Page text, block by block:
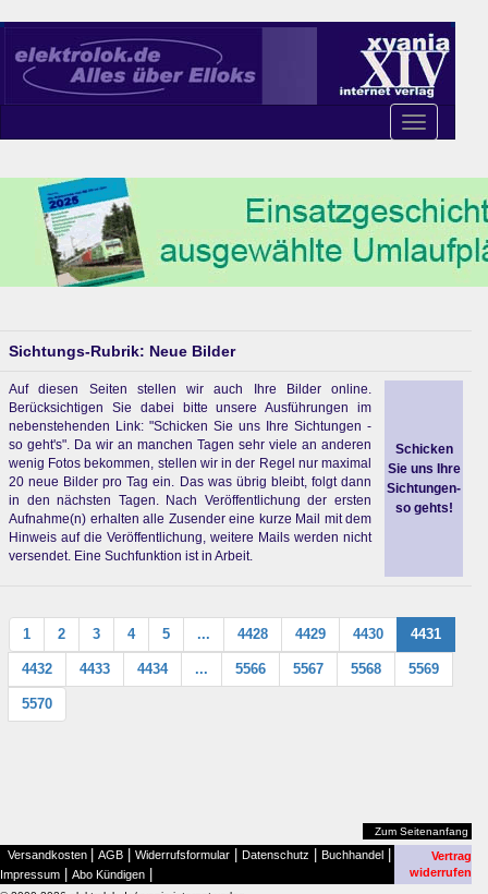
Toggle
navigation
Sichtungs-Rubrik: Neue Bilder
Auf diesen Seiten stellen wir auch Ihre Bilder online.
Berücksichtigen Sie dabei bitte unsere Ausführungen im
nebenstehenden Link: "Schicken Sie uns Ihre Sichtungen -
so geht's". Da wir an manchen Tagen sehr viele an anderen
wenig Fotos bekommen, stellen wir in der Regel nur maximal
20 neue Bilder pro Tag ein. Das was übrig bleibt, folgt dann
in den nächsten Tagen. Nach Veröffentlichung der ersten
Aufnahme(n) erhalten alle Zusender eine kurze Mail mit dem
Hinweis auf die Veröffentlichung, weitere Mails werden nicht
versendet. Eine Suchfunktion ist in Arbeit.
Schicken
Sie uns Ihre
Sichtungen-
so gehts!
1 2 3 4 5 ... 4428 4429 4430 4431
4432 4433 4434 ... 5566 5567 5568 5569
5570
Zum Seitenanfang
Versandkosten AGB Widerrufsformular Datenschutz Buchhandel
Impressum Abo Kündigen
Vertrag
widerrufen